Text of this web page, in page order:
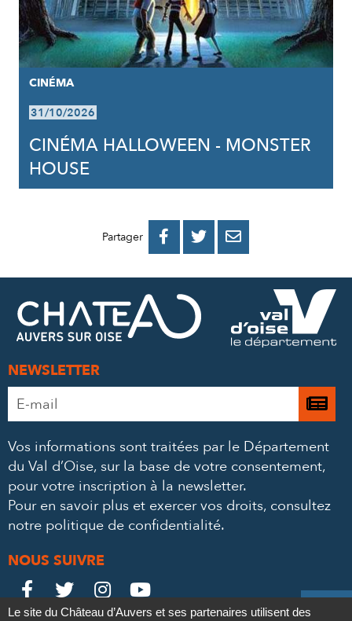
CINÉMA
31/10/2026
CINÉMA HALLOWEEN - MONSTER
HOUSE
Partager 
PARTAGER
FACEBOOK
PARTAGER
PARTAGER
MAIL
NEWSLETTER
Adresse
e-
*
Je
à
Vos informations sont traitées par le Département
du Val d’Oise, sur la base de votre consentement,
pour votre inscription à la newsletter.
Pour en savoir plus et exercer vos droits, consultez
notre politique de confidentialité.
NOUS SUIVRE
Le

Le

Le

Le

Le site du Château d’Auvers et ses partenaires utilisent des